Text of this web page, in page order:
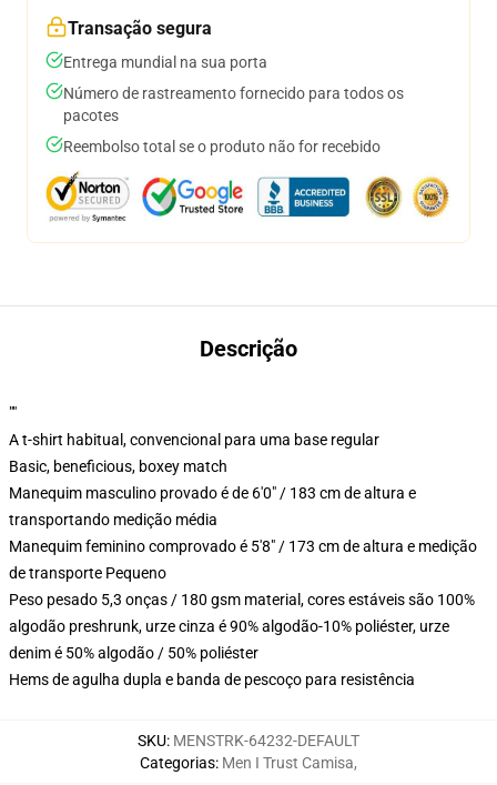
Transação segura
Entrega mundial na sua porta
Número de rastreamento fornecido para todos os
pacotes
Reembolso total se o produto não for recebido
Descrição
""
A t-shirt habitual, convencional para uma base regular
Basic, beneficious, boxey match
Manequim masculino provado é de 6'0" / 183 cm de altura e
transportando medição média
Manequim feminino comprovado é 5'8" / 173 cm de altura e medição
de transporte Pequeno
Peso pesado 5,3 onças / 180 gsm material, cores estáveis são 100%
algodão preshrunk, urze cinza é 90% algodão-10% poliéster, urze
denim é 50% algodão / 50% poliéster
Hems de agulha dupla e banda de pescoço para resistência
SKU: MENSTRK-64232-DEFAULT
Categorias: Men I Trust Camisa,